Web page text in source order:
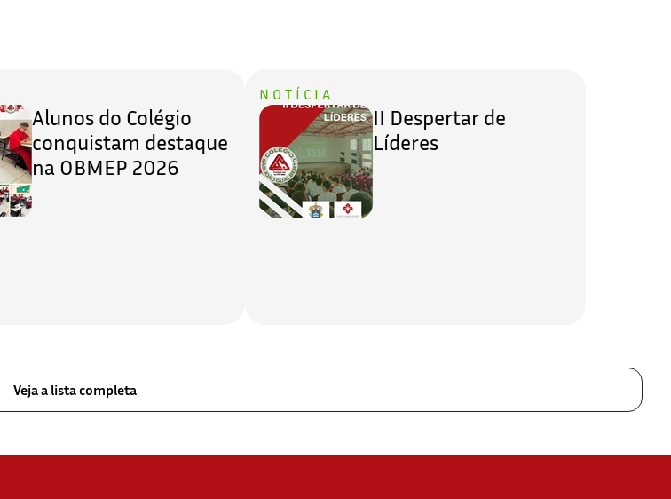
Alunos do Colégio
conquistam destaque
na OBMEP 2026
NOTÍCIA
II Despertar de
Líderes
Veja a lista completa